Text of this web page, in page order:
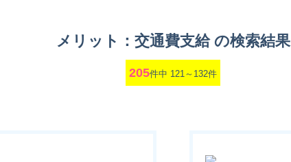
メリット：交通費支給 の検索結果
205件中 121～132件